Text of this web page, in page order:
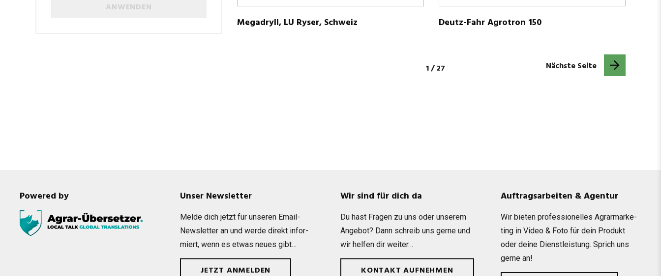
ANWENDEN
Mega­dryll, LU Ryser, Schweiz Deutz-Fahr Agro­tron 150
1 / 27 Nächste Seite
Powered by Unser Newsletter
Melde dich jetzt für unse­ren Email-
News­let­ter an und werde direkt infor­
miert, wenn es etwas neues gibt…
JETZT ANMELDEN
Wir sind für dich da
Du hast Fra­gen zu uns oder unse­rem
Ange­bot? Dann schreib uns gerne und
wir hel­fen dir weiter…
KONTAKT AUFNEHMEN
Auftragsarbeiten & Agentur
Wir bie­ten pro­fes­sio­nel­les Agrar­mar­ke­
ting in Video & Foto für dein Pro­dukt
oder deine Dienst­leis­tung. Sprich uns
gerne an!